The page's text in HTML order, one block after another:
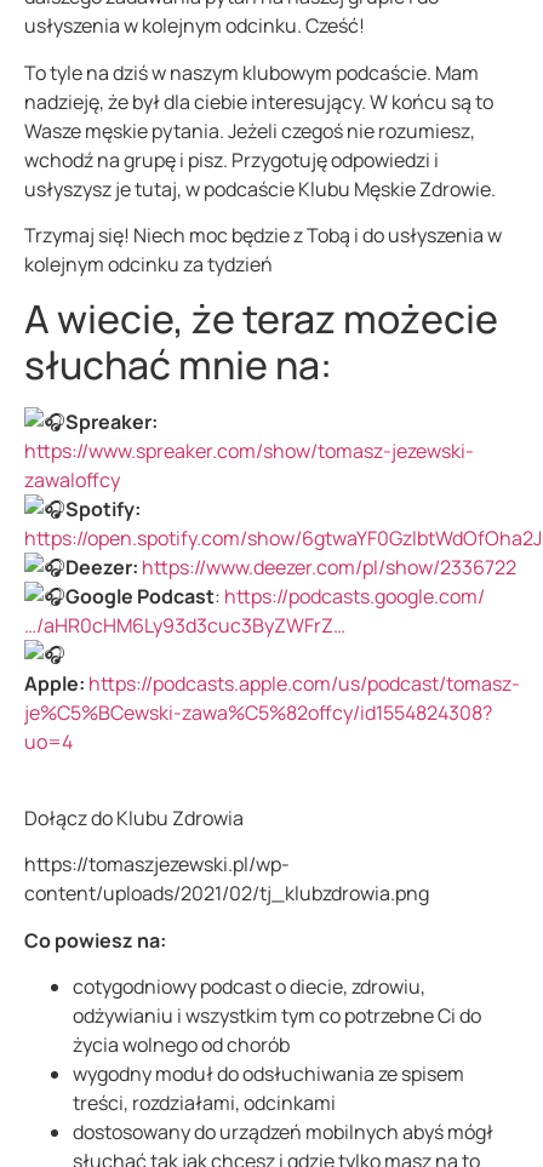
usłyszenia w kolejnym odcinku. Cześć!
To tyle na dziś w naszym klubowym podcaście. Mam
nadzieję, że był dla ciebie interesujący. W końcu są to
Wasze męskie pytania. Jeżeli czegoś nie rozumiesz,
wchodź na grupę i pisz. Przygotuję odpowiedzi i
usłyszysz je tutaj, w podcaście Klubu Męskie Zdrowie.
Trzymaj się! Niech moc będzie z Tobą i do usłyszenia w
kolejnym odcinku za tydzień
A wiecie, że teraz możecie
słuchać mnie na:
Spreaker:
https://www.spreaker.com/show/tomasz-jezewski-
zawaloffcy
Spotify:
https://open.spotify.com/show/6gtwaYF0GzlbtWdOfOha2J
Deezer: https://www.deezer.com/pl/show/2336722
Google Podcast: https://podcasts.google.com/
…/aHR0cHM6Ly93d3cuc3ByZWFrZ…
Apple: https://podcasts.apple.com/us/podcast/tomasz-
je%C5%BCewski-zawa%C5%82offcy/id1554824308?
uo=4
Dołącz do Klubu Zdrowia
https://tomaszjezewski.pl/wp-
content/uploads/2021/02/tj_klubzdrowia.png
Co powiesz na:
cotygodniowy podcast o diecie, zdrowiu,
odżywianiu i wszystkim tym co potrzebne Ci do
życia wolnego od chorób
wygodny moduł do odsłuchiwania ze spisem
treści, rozdziałami, odcinkami
dostosowany do urządzeń mobilnych abyś mógł
słuchać tak jak chcesz i gdzie tylko masz na to